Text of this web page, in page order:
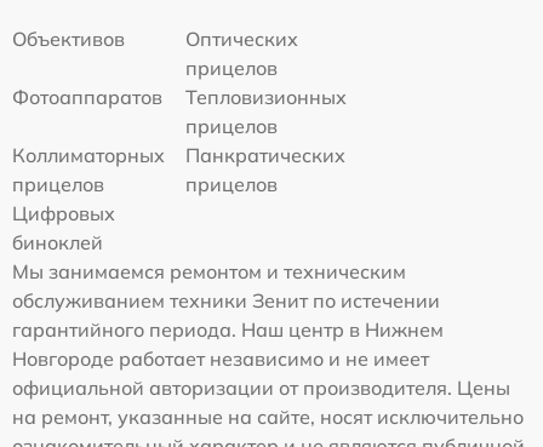
Объективов
Оптических
прицелов
Фотоаппаратов
Тепловизионных
прицелов
Коллиматорных
прицелов
Панкратических
прицелов
Цифровых
биноклей
Мы занимаемся ремонтом и техническим
обслуживанием техники Зенит по истечении
гарантийного периода. Наш центр в Нижнем
Новгороде работает независимо и не имеет
официальной авторизации от производителя. Цены
на ремонт, указанные на сайте, носят исключительно